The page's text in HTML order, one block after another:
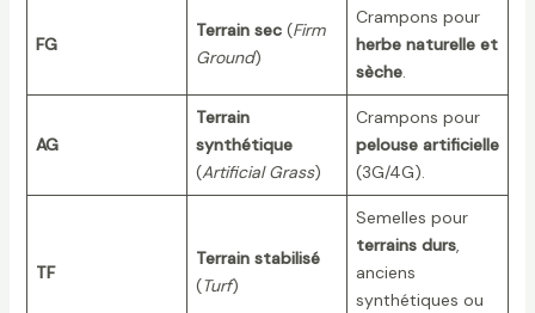
FG
Terrain sec(Firm
Ground)
Crampons pour
herbe naturelle et
sèche.
AG
Terrain
synthétique
(Artificial Grass)
Crampons pour
pelouse artificielle
(3G/4G).
TF
Terrain stabilisé
(Turf)
Semelles pour
terrains durs,
anciens
synthétiques ou